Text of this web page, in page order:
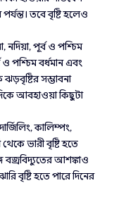
তবে বৃষ্টি হলেও
পূর্ব ও পশ্চিম
পশ্চিম বর্ধমান এবং
ঝড়বৃষ্টির সম্ভাবনা
আবহাওয়া কিছুটা
কালিম্পং,
ভারী বৃষ্টি হতে
বজ্রবিদ্যুতের আশঙ্কাও
বৃষ্টি হতে পারে দিনের